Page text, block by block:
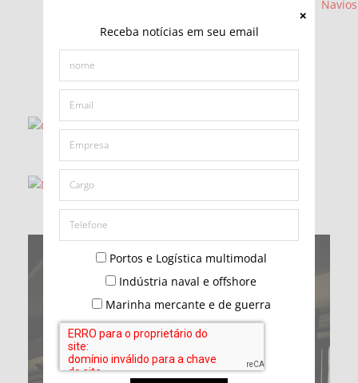
Receba notícias em seu email
Portos e Logística multimodal
Indústria naval e offshore
Marinha mercante e de guerra